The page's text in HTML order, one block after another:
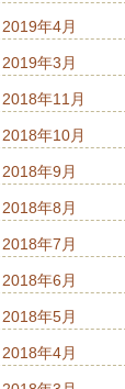
2019年4月
2019年3月
2018年11月
2018年10月
2018年9月
2018年8月
2018年7月
2018年6月
2018年5月
2018年4月